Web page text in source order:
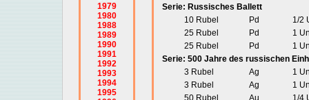
1979
1980
1988
1989
1990
1991
1992
1993
1994
1995
Serie: Russisches Ballett
10 Rubel
Pd
1/2
25 Rubel
Pd
1
25 Rubel
Pd
1
Serie: 500 Jahre des russischen
3 Rubel
Ag
1
3 Rubel
Ag
1
50 Rubel
Au
1/4